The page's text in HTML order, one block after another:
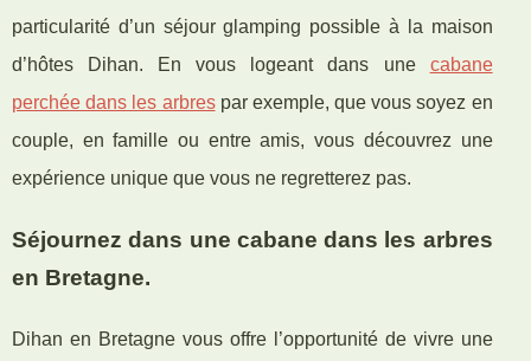
particularité d’un séjour glamping possible à la maison
d’hôtes Dihan. En vous logeant dans une cabane
perchée dans les arbrespar exemple, que vous soyez en
couple, en famille ou entre amis, vous découvrez une
expérience unique que vous ne regretterez pas.
Séjournez dans une cabane dans les arbres
en Bretagne.
Dihan en Bretagne vous offre l’opportunité de vivre une